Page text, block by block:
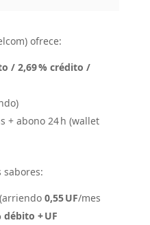
ofrece:
/ 2,69 % crédito /
+ abono 24 h (wallet
0,55 UF/mes
débito + UF